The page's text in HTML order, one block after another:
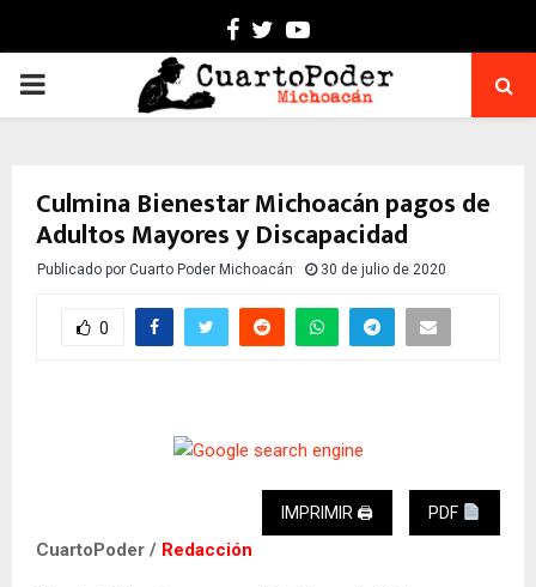
Facebook
TwitterYoutube
PRIMARY
Culmina Bienestar Michoacán pagos de
Adultos Mayores y Discapacidad
Publicado por Cuarto Poder Michoacán 30 de julio de 2020
0
IMPRIMIR 🖨 PDF
CuartoPoder / Redacción